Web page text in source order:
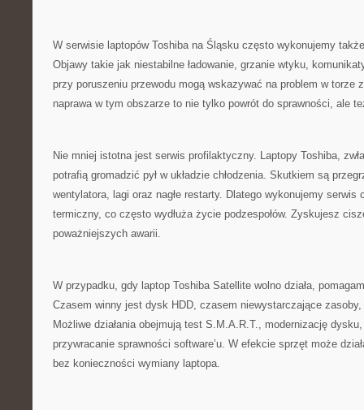
W serwisie laptopów Toshiba na Śląsku często wykonujemy
Objawy takie jak niestabilne ładowanie, grzanie wtyku,
przy poruszeniu przewodu mogą wskazywać na problem w torze
naprawa w tym obszarze to nie tylko powrót do sprawności, ale
Nie mniej istotna jest serwis profilaktyczny. Laptopy Toshiba,
potrafią gromadzić pył w układzie chłodzenia. Skutkiem są
wentylatora, lagi oraz nagłe restarty. Dlatego wykonujemy serwis
termiczny, co często wydłuża życie podzespołów. Zyskujesz
poważniejszych awarii.
W przypadku, gdy laptop Toshiba Satellite wolno działa,
Czasem winny jest dysk HDD, czasem niewystarczające
Możliwe działania obejmują test S.M.A.R.T., modernizację
przywracanie sprawności software’u. W efekcie sprzęt może
bez konieczności wymiany laptopa.